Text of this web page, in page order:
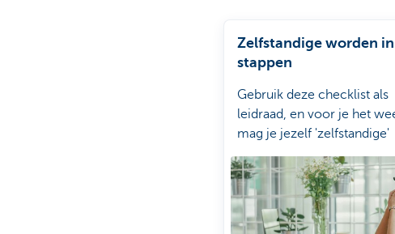
Zelfstandige worden
stappen
Gebruik deze checklist als
leidraad, en voor je het
mag je jezelf 'zelfstandige'
noemen.